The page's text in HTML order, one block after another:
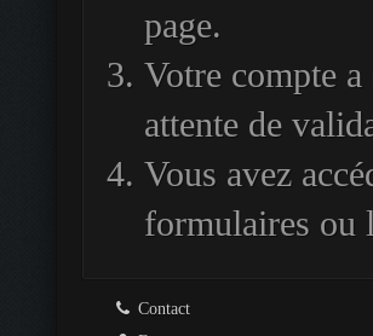
page.
Votre compte
attente de
Vous avez
formulaires ou
Contact